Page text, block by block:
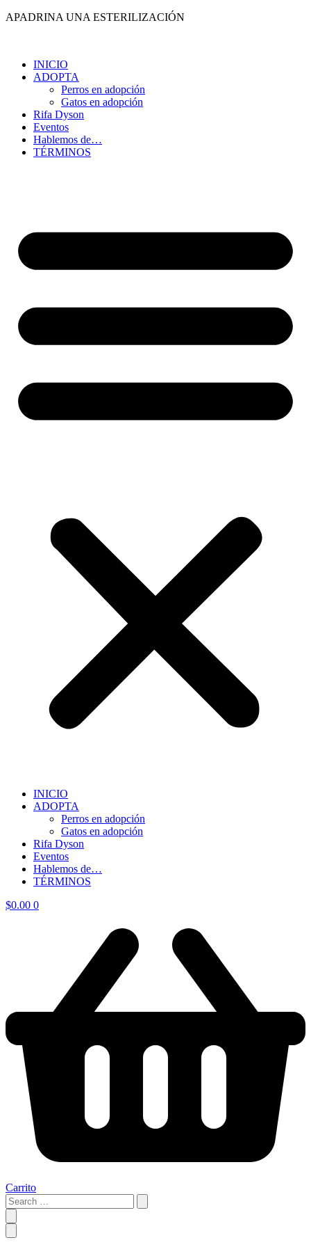
Ir
APADRINA UNA ESTERILIZACIÓN
INICIO
ADOPTA
Perros en adopción
Gatos en adopción
Rifa Dyson
Eventos
Hablemos de…
TÉRMINOS
INICIO
ADOPTA
Perros en adopción
Gatos en adopción
Rifa Dyson
Eventos
Hablemos de…
TÉRMINOS
$0.00 0
Carrito
Search
…